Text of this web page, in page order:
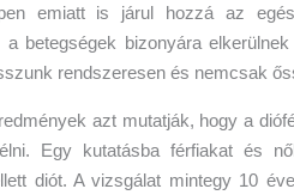
emiatt is járul hozzá az
betegségek bizonyára
rendszeresen és nemcsak
azt mutatják, hogy a
Egy kutatásba férfiakat és
diót. A vizsgálat mintegy 10